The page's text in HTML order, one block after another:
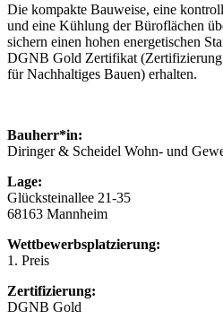
Die kompakte Bauweise, eine
und eine Kühlung der Büroflächen
sichern einen hohen energetischen
DGNB Gold Zertifikat (Zertifizierung
für Nachhaltiges Bauen) erhalten.
Bauherr*in:
Diringer & Scheidel Wohn- und
Lage:
Glücksteinallee 21-35
68163 Mannheim
Wettbewerbsplatzierung:
1. Preis
Zertifizierung:
DGNB Gold